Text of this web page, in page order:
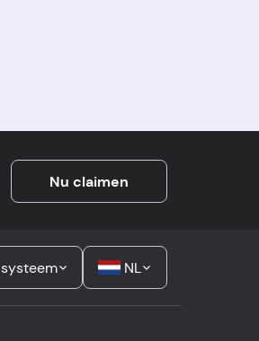
Nu claimen
systeem NL